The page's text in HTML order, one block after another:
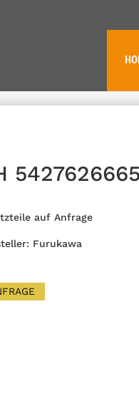
auf Anfrage
Furukawa